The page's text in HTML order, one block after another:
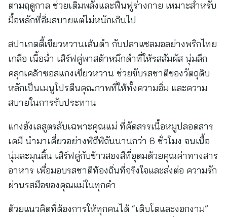
ตามฤดูกาล ช่วยเติมพลังและฟื้นฟูร่างกาย เหมาะสำหรับ
มื้อหลักที่อิ่มสบายแต่ไม่หนักเกินไป
สปาเกตตี้เขียวหวานเส้นดำ กับปลาแซลมอลย่างพริกไทย
เกลือ เนื้อฉ่ำ เสิร์ฟคู่พาสต้าหมึกดำที่ให้รสสัมผัส นุ่มลึก
คลุกเคล้าซอสแกงเขียวหวาน ช่วยขับรสชาติของวัตถุดิบ
หลักเป็นเมนูโปรตีนคุณภาพที่ให้ทั้งความอิ่ม และความ
สบายในการรับประทาน
แกงฮังเลสูตรลับเฉพาะคุณแม่ ที่คัดสรรเนื้อหมูปลอดสาร
เคมี นำมาเคี่ยวอย่างพิถีพิถันนานกว่า 6 ชั่วโมง จนเนื้อ
นุ่มละมุนลิ้น เสิร์ฟคู่กับข้าวสองสีที่อุดมด้วยคุณค่าทางสาร
อาหาร เพื่อมอบรสชาติท้องถิ่นที่จริงใจและส่งต่อ ความรัก
ผ่านรสมือของคุณแม่ในทุกคำ
ด้วยแนวคิดที่ต้องการให้ทุกคนได้ “เติบโตและงอกงาม”